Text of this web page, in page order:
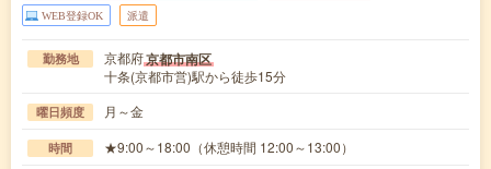
WEB登録OK 派遣
勤務地 京都府京都市南区
十条(京都市営)駅から徒歩15分
曜日頻度 月～金
時間 ★9:00～18:00（休憩時間 12:00～13:00）